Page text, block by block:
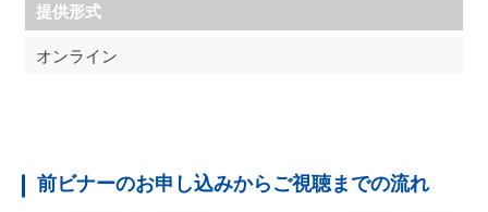
提供形式
オンライン
前ビナーのお申し込みからご視聴までの流れ